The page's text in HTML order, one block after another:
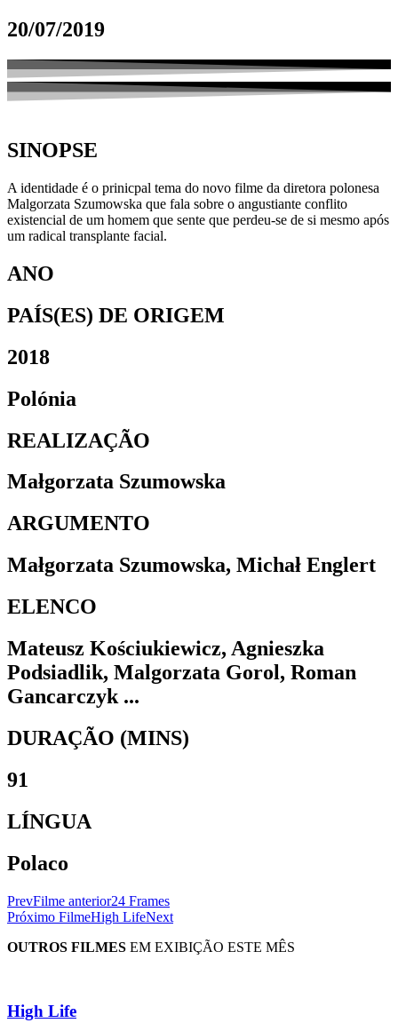
20/07/2019
SINOPSE
A identidade é o prinicpal tema do novo filme da diretora polonesa
Malgorzata Szumowska que fala sobre o angustiante conflito
existencial de um homem que sente que perdeu-se de si mesmo após
um radical transplante facial.
ANO
PAÍS(ES) DE ORIGEM
2018
Polónia
REALIZAÇÃO
Małgorzata Szumowska
ARGUMENTO
Małgorzata Szumowska, Michał Englert
ELENCO
Mateusz Kościukiewicz, Agnieszka
Podsiadlik, Malgorzata Gorol, Roman
Gancarczyk ...
DURAÇÃO (MINS)
91
LÍNGUA
Polaco
PrevFilme anterior24 Frames
Próximo FilmeHigh LifeNext
OUTROS FILMES EM EXIBIÇÃO ESTE MÊS
High Life